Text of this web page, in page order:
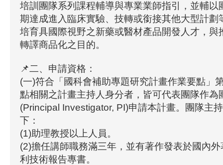
培訓團隊系列課程輔導與專業業師指引，並輔以
期達成進入臨床實驗、技轉或銜接其他大型計劃
培育具國際視野之新藥或醫材產品開發人才，與
轉譯商品化之目的。
📌二、申請資格：
(一)符合「國科會補助專題研究計畫作業要點」
點相關之計畫主持人身分者，皆可代表團隊作為
(Principal Investigator, PI)申請本計畫。團隊主
下：
(1)助理教授以上人員。
(2)擔任講師職務滿三年，並有著作發表於國內
利技術報告專書。